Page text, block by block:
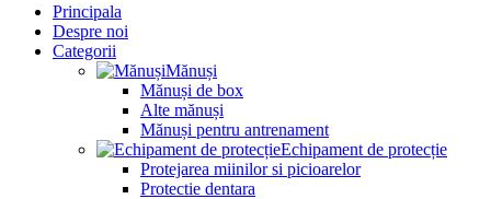
Principala
Despre noi
Categorii
Mănuși
Mănuși de box
Alte mănuși
Mănuși pentru antrenament
Echipament de protecție
Protejarea miinilor si picioarelor
Protectie dentara